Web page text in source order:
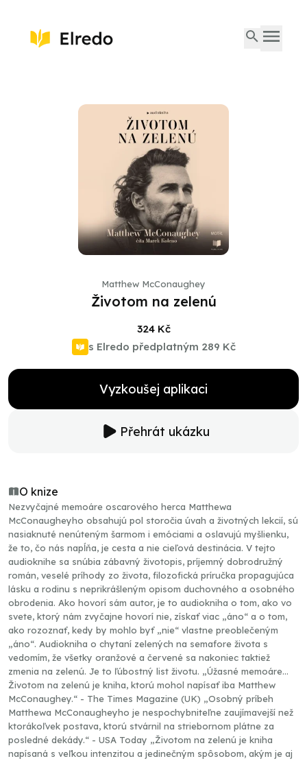
Matthew McConaughey
Životom na zelenú
324 Kč
s Elredo předplatným 289 Kč
Vyzkoušej aplikaci
Přehrát ukázku
O knize
Nezvyčajné memoáre oscarového herca Matthewa
McConaugheyho obsahujú pol storočia úvah a životných lekcií, sú
nasiaknuté nenúteným šarmom i emóciami a oslavujú myšlienku,
že to, čo nás napĺňa, je cesta a nie cieľová destinácia. V tejto
audioknihe sa snúbia zábavný životopis, príjemný dobrodružný
román, veselé príhody zo života, filozofická príručka propagujúca
lásku a rodinu s neprikrášleným opisom duchovného a osobného
obrodenia. Ako hovorí sám autor, je to audiokniha o tom, ako vo
svete, ktorý nám zvyčajne hovorí nie, získať viac „áno“ a o tom,
ako rozoznať, kedy by mohlo byť „nie“ vlastne preoblečeným
„áno“. Audiokniha o chytaní zelených na semafore života s
vedomím, že všetky oranžové a červené sa nakoniec taktiež
zmenia na zelenú. Je to ľúbostný list životu. „Úžasné memoáre...
Životom na zelenú je kniha, ktorú mohol napísať iba Matthew
McConaughey.“ - The Times Magazine (UK) „Osobný príbeh
Matthewa McConaugheyho je nespochybniteľne zaujímavejší než
ktorákoľvek postava, ktorú stvárnil na striebornom plátne za
posledné dekády.“ - USA Today „Životom na zelenú je kniha
napísaná s veľkou intenzitou a jedinečným spôsobom, akým je aj